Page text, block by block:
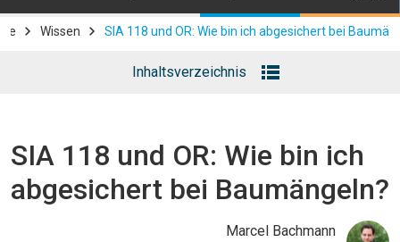
Wissen SIA 118 und OR: Wie bin ich abgesichert bei
Inhaltsverzeichnis
SIA 118 und OR: Wie bin ich
abgesichert bei Baumängeln?
Marcel Bachmann